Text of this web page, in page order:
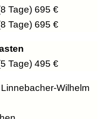
Tage) 695 €
Tage) 695 €
Tage) 495 €
Wilhelm